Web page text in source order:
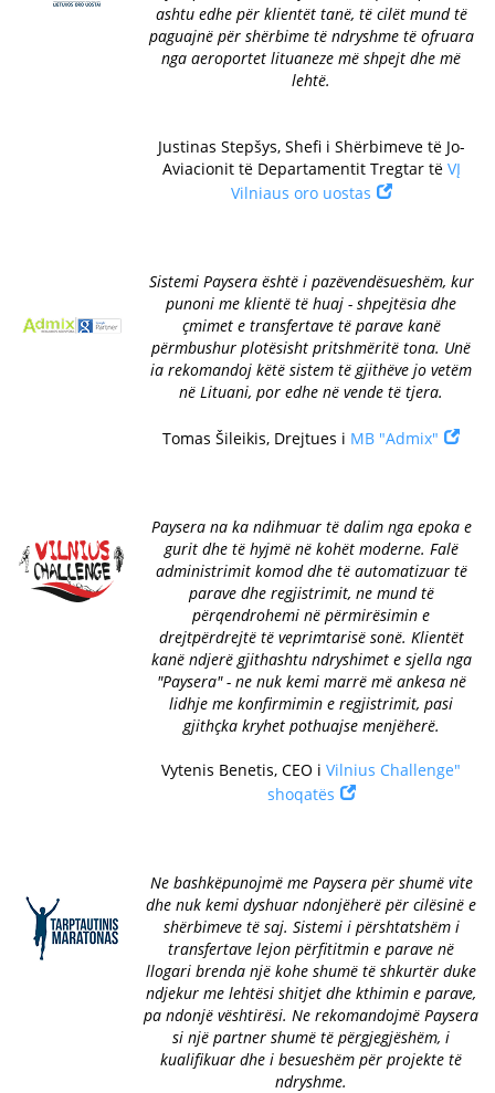
ashtu edhe për klientët tanë, të cilët mund të
paguajnë për shërbime të ndryshme të ofruara
nga aeroportet lituaneze më shpejt dhe më
lehtë.
Justinas Stepšys, Shefi i Shërbimeve të Jo-
Aviacionit të Departamentit Tregtar të VĮ
Vilniaus oro uostas
Sistemi Paysera është i pazëvendësueshëm, kur
punoni me klientë të huaj - shpejtësia dhe
çmimet e transfertave të parave kanë
përmbushur plotësisht pritshmëritë tona. Unë
ia rekomandoj këtë sistem të gjithëve jo vetëm
në Lituani, por edhe në vende të tjera.
Tomas Šileikis, Drejtues i MB "Admix"
Paysera na ka ndihmuar të dalim nga epoka e
gurit dhe të hyjmë në kohët moderne. Falë
administrimit komod dhe të automatizuar të
parave dhe regjistrimit, ne mund të
përqendrohemi në përmirësimin e
drejtpërdrejtë të veprimtarisë sonë. Klientët
kanë ndjerë gjithashtu ndryshimet e sjella nga
"Paysera" - ne nuk kemi marrë më ankesa në
lidhje me konfirmimin e regjistrimit, pasi
gjithçka kryhet pothuajse menjëherë.
Vytenis Benetis, CEO i Vilnius Challenge"
shoqatës
Ne bashkëpunojmë me Paysera për shumë vite
dhe nuk kemi dyshuar ndonjëherë për cilësinë e
shërbimeve të saj. Sistemi i përshtatshëm i
transfertave lejon përfititmin e parave në
llogari brenda një kohe shumë të shkurtër duke
ndjekur me lehtësi shitjet dhe kthimin e parave,
pa ndonjë vështirësi. Ne rekomandojmë Paysera
si një partner shumë të përgjegjëshëm, i
kualifikuar dhe i besueshëm për projekte të
ndryshme.